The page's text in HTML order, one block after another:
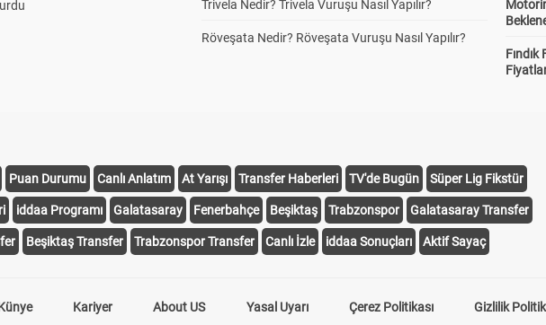
Trivela Nedir? Trivela Vuruşu Nasıl Yapılır?
Röveşata Nedir? Röveşata Vuruşu Nasıl Yapılır?
Fındık
Puan Durumu Canlı Anlatım At Yarışı Transfer Haberleri TV'de Bugün Süper Lig Fikstür
iddaa Programı Galatasaray Fenerbahçe Beşiktaş Trabzonspor Galatasaray Transfer
Beşiktaş Transfer Trabzonspor Transfer Canlı İzle iddaa Sonuçları Aktif Sayaç
Kariyer About US Yasal Uyarı Çerez Politikası Gizlilik